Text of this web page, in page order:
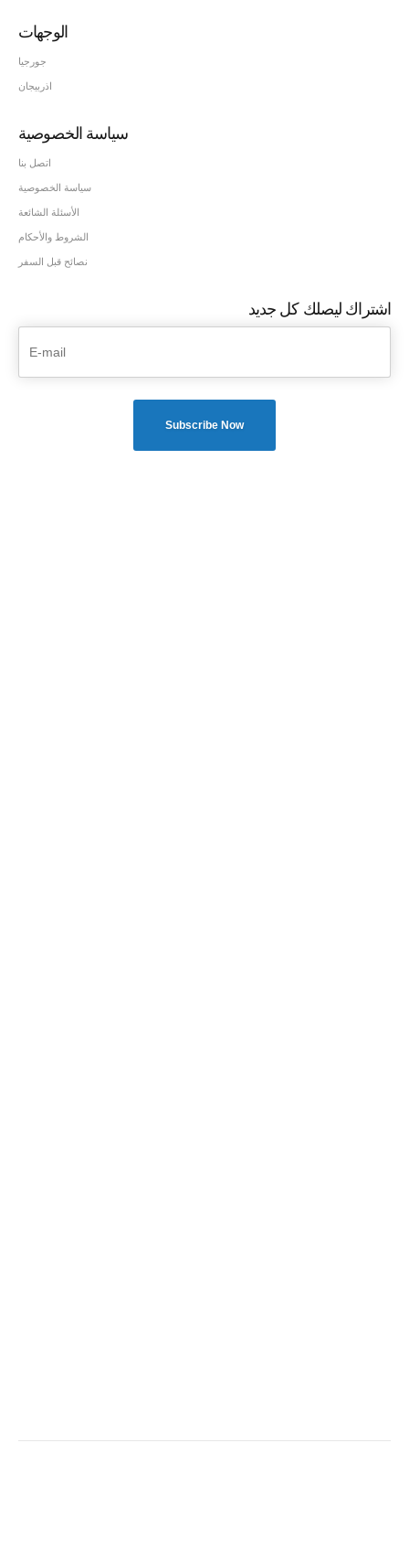
الوجهات
جورجيا
اذربيجان
سياسة الخصوصية
اتصل بنا
سياسة الخصوصية
الأسئلة الشائعة
الشروط والأحكام
نصائح قبل السفر
اشتراك ليصلك كل جديد